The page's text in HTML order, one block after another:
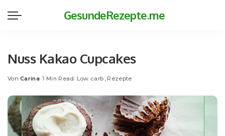
GesundeRezepte.me
Nuss Kakao Cupcakes
Posted
Von Carina 1 Min Read Low carb Rezepte